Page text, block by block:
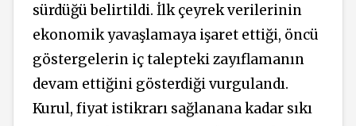
sürdüğü belirtildi. İlk çeyrek verilerinin
ekonomik yavaşlamaya işaret ettiği, öncü
göstergelerin iç talepteki zayıflamanın
devam ettiğini gösterdiği vurgulandı.
Kurul, fiyat istikrarı sağlanana kadar sıkı